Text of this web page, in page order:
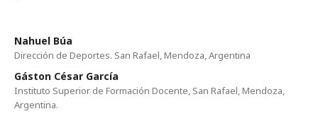
Nahuel Búa
Dirección de Deportes. San Rafael, Mendoza, Argentina
Gáston César García
Instituto Superior de Formación Docente, San Rafael, Mendoza,
Argentina.